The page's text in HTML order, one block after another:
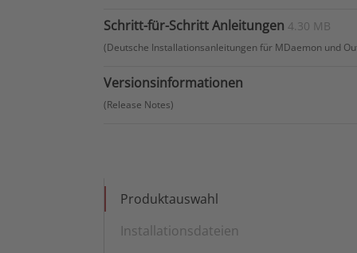
Schritt-für-Schritt Anleitungen 4.30 MB
(Deutsche Installationsanleitungen für MDaemon und
Versionsinformationen
(Release Notes)
Produktauswahl
Installationsdateien